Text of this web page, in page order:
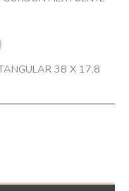
38 X 17,8